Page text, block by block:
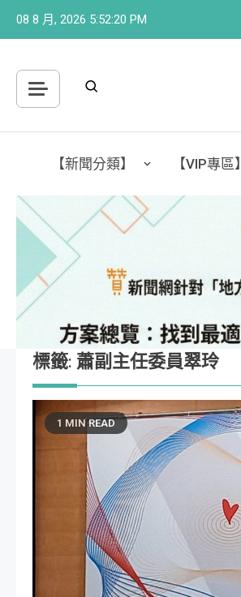
08 8 月, 2026 5:52:21 PM
【新聞分類】 【VIP專區】
標籤: 蕭副主任委員翠玲
1 MIN READ